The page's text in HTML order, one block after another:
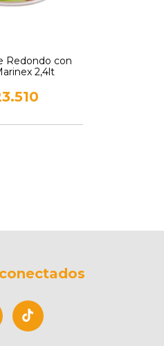
Redondo con
2,4lt